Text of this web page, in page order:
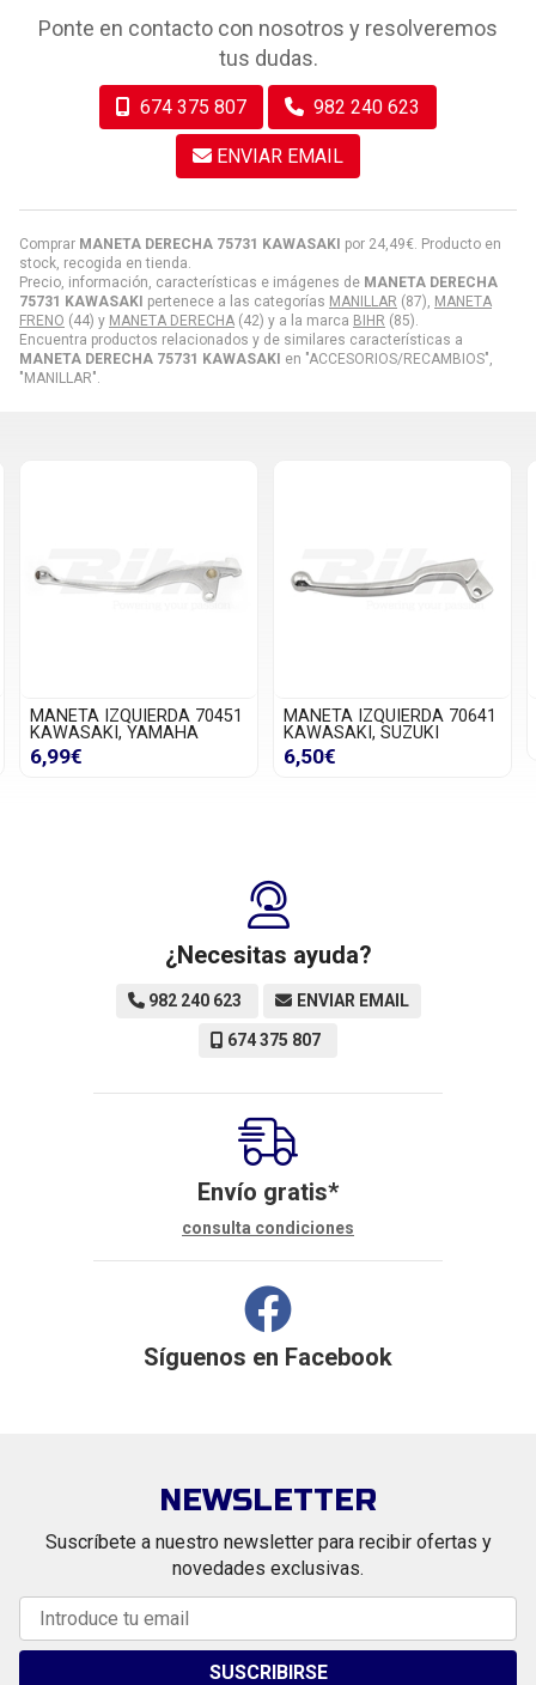
Comprar MANETA DERECHA 75731 KAWASAKI por 24,49€ . Producto en
stock, recogida en tienda.
Precio, información, características e imágenes de MANETA DERECHA
75731 KAWASAKI pertenece a las categorías MANILLAR (87), MANETA
FRENO (44) y MANETA DERECHA (42) y a la marca BIHR (85).
Encuentra productos relacionados y de similares características a
MANETA DERECHA 75731 KAWASAKI en "ACCESORIOS/RECAMBIOS",
"MANILLAR".
Ponte en contacto con nosotros y resolveremos
tus dudas.
674 375 807 982 240 623
ENVIAR EMAIL
MANETA IZQUIERDA 70451
KAWASAKI, YAMAHA
6,99€
MANETA IZQUIERDA 70641
KAWASAKI, SUZUKI
6,50€
¿Necesitas ayuda?
982 240 623 ENVIAR EMAIL
674 375 807
Envío gratis*
consulta condiciones
Síguenos en Facebook
NEWSLETTER
Suscríbete a nuestro newsletter para recibir ofertas y
novedades exclusivas.
SUSCRIBIRSE